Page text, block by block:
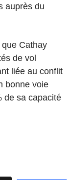
auprès du
Cathay
de vol
liée au conflit
bonne voie
de sa capacité